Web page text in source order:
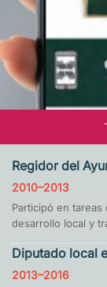
Regidor del
2010–2013
Participó en
desarrollo local y
Diputado local
2013–2016